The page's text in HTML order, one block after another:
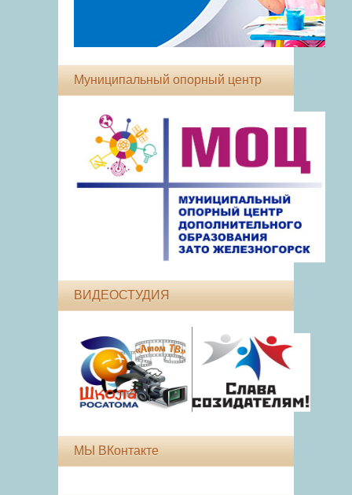
Муниципальный опорный центр
ВИДЕОСТУДИЯ
МЫ ВКонтакте